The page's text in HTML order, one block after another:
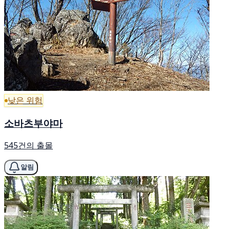
낮은 위험
소바츠부야마
545건의 출몰
알림